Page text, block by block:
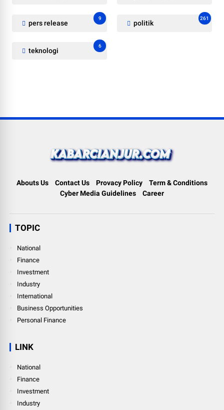
pers release
9
politik
261
teknologi
6
Abouts Us Contact Us Provacy Policy
Term & Conditions
Cyber Media Guidelines
Career
TOPIC
National
Finance
Investment
Industry
International
Business Opportunities
Personal Finance
LINK
National
Finance
Investment
Industry